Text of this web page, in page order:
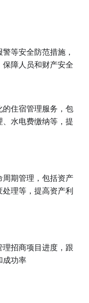
等安全防范措施，
障人员和财产安全
的住宿管理服务，包
水电费缴纳等，提
周期管理，包括资产
理等，提高资产利
招商项目进度，跟
成功率